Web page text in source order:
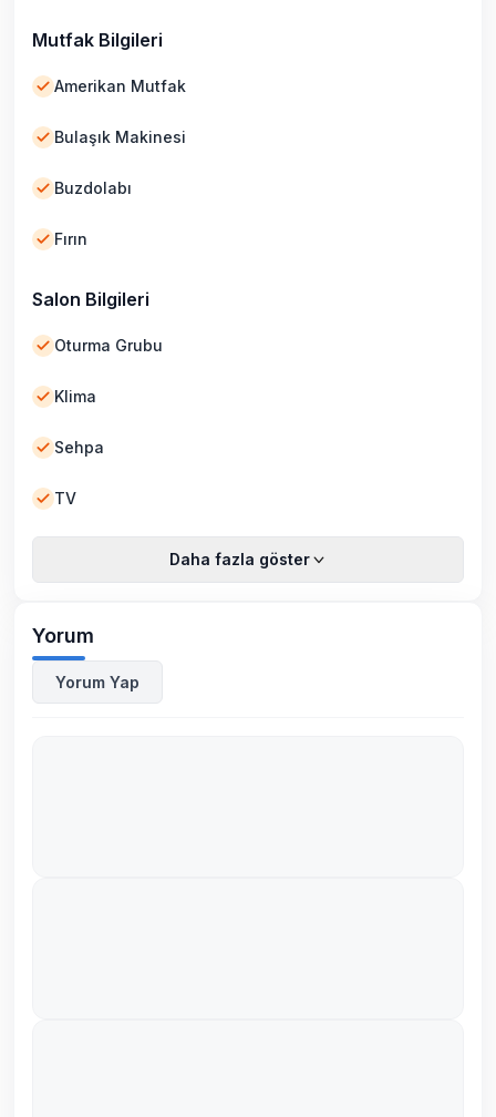
Mutfak Bilgileri
Amerikan Mutfak
Bulaşık Makinesi
Buzdolabı
Fırın
Salon Bilgileri
Oturma Grubu
Klima
Sehpa
TV
Daha fazla göster
Yorum
Yorum Yap